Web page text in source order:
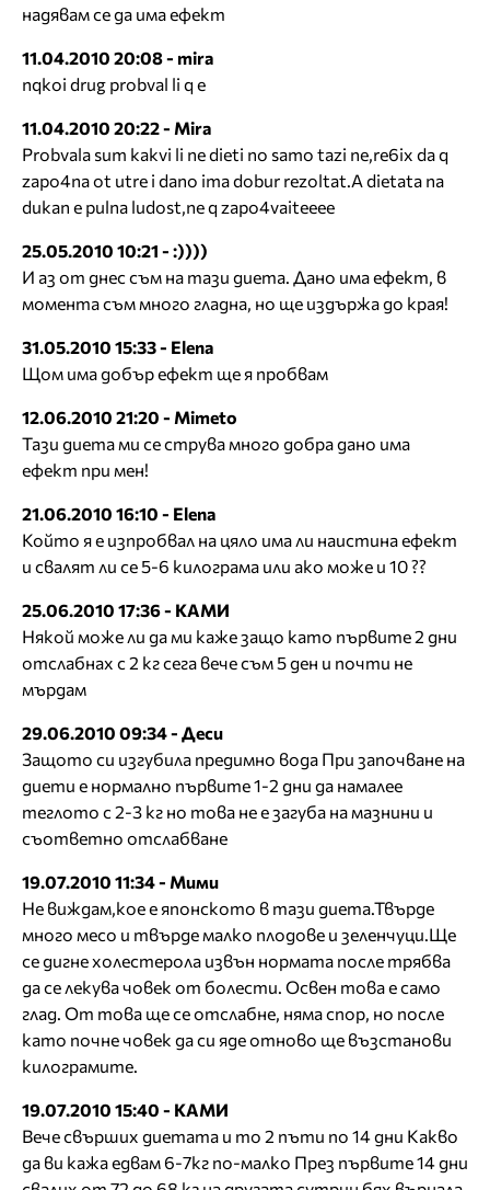
надявам се да има ефект
11.04.2010 20:08 - mira
nqkoi drug probval li q e
11.04.2010 20:22 - Mira
Probvala sum kakvi li ne dieti no samo tazi ne,re6ix da q
zapo4na ot utre i dano ima dobur rezoltat.A dietata na
dukan e pulna ludost,ne q zapo4vaiteeee
25.05.2010 10:21 - :))))
И аз от днес съм на тази диета. Дано има ефект, в
момента съм много гладна, но ще издържа до края!
31.05.2010 15:33 - Elena
Щом има добър ефект ще я пробвам
12.06.2010 21:20 - Mimeto
Тази диета ми се струва много добра дано има
ефект при мен!
21.06.2010 16:10 - Elena
Който я е изпробвал на цяло има ли наистина ефект
и свалят ли се 5-6 килограма или ако може и 10 ??
25.06.2010 17:36 - КАМИ
Някой може ли да ми каже защо като първите 2 дни
отслабнах с 2 кг сега вече съм 5 ден и почти не
мърдам
29.06.2010 09:34 - Деси
Защото си изгубила предимно вода При започване на
диети е нормално първите 1-2 дни да намалее
теглото с 2-3 кг но това не е загуба на мазнини и
съответно отслабване
19.07.2010 11:34 - Мими
Не виждам,кое е японското в тази диета.Твърде
много месо и твърде малко плодове и зеленчуци.Ще
се дигне холестерола извън нормата после трябва
да се лекува човек от болести. Освен това е само
глад. От това ще се отслабне, няма спор, но после
като почне човек да си яде отново ще възстанови
килограмите.
19.07.2010 15:40 - КАМИ
Вече свърших диетата и то 2 пъти по 14 дни Какво
да ви кажа едвам 6-7кг по-малко През първите 14 дни